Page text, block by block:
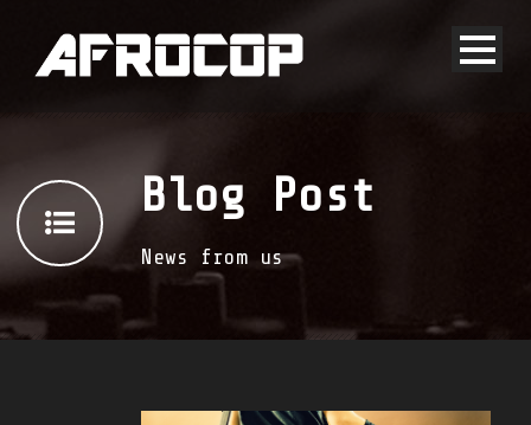
Blog Post
News from us